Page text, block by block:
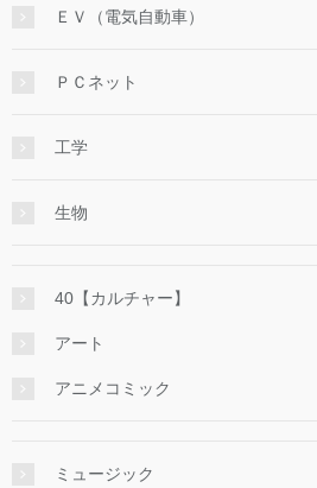
ＥＶ（電気自動車）
ＰＣネット
工学
生物
40【カルチャー】
アート
アニメコミック
ミュージック